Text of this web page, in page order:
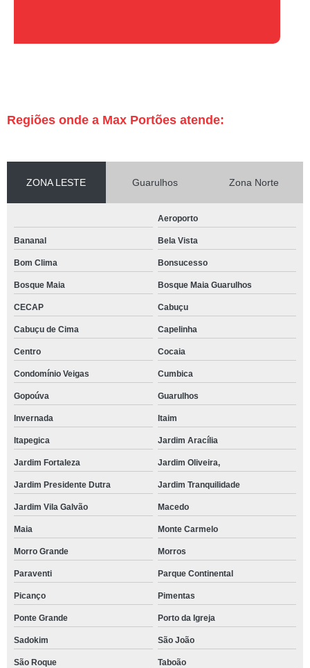
Regiões onde a Max Portões atende:
ZONA LESTE Guarulhos Zona Norte
Aeroporto
Bananal Bela Vista
Bom Clima Bonsucesso
Bosque Maia Bosque Maia Guarulhos
CECAP Cabuçu
Cabuçu de Cima Capelinha
Centro Cocaia
Condomínio Veigas Cumbica
Gopoúva Guarulhos
Invernada Itaim
Itapegica Jardim Aracília
Jardim Fortaleza Jardim Oliveira,
Jardim Presidente Dutra Jardim Tranquilidade
Jardim Vila Galvão Macedo
Maia Monte Carmelo
Morro Grande Morros
Paraventi Parque Continental
Picanço Pimentas
Ponte Grande Porto da Igreja
Sadokim São João
São Roque Taboão